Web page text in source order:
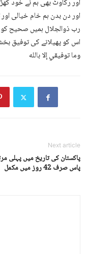
اور رکاوٹ بھی ہم نے خود
اور دن بدن ہم خام خیالی
رب ذوالجلال ہمیں صحیح کو
اس کو پھیلانے کی توفیق
وما توفيقي إلا بالله
Next article
پاکستان کی تاریخ میں پہلی
پاس صرف 42 روز میں مکمل